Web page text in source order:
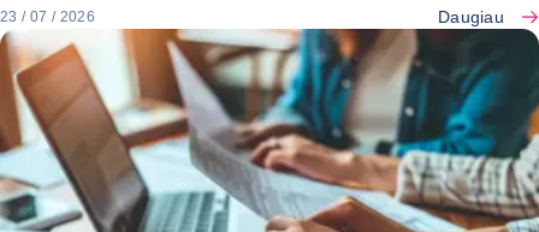
23 / 07 / 2026 Daugiau